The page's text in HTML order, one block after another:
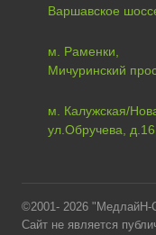
Варшавское
м. Раменки,
Мичуринский
м. Калужская/
ул.Обручева,
©2001- 2026
Сайт не является